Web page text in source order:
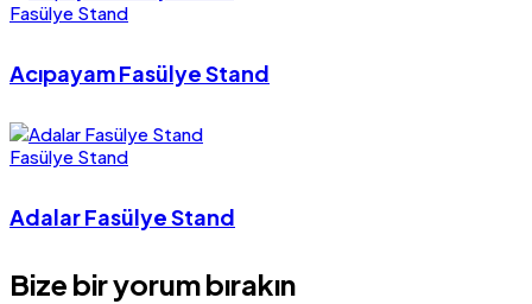
Fasülye Stand
Acıpayam Fasülye Stand
Fasülye Stand
Adalar Fasülye Stand
Bize bir yorum bırakın